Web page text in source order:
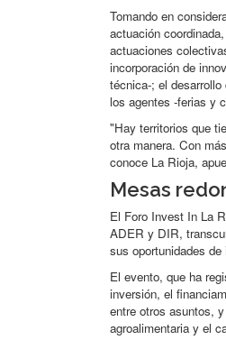
Tomando en
actuación
actuaciones
incorporación de
técnica-; el
los agentes -ferias y
"Hay territorios que
otra manera. Con
conoce La Rioja,
Mesas
El Foro Invest In La
ADER y DIR,
sus oportunidades
El evento, que ha
inversión, el
entre otros asuntos,
agroalimentaria y el